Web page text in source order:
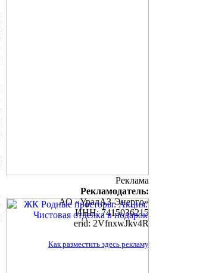
Реклама
Рекламодатель:
АО «УралАЗ-Энерго»
ИНН: 7415036215
erid: 2VfnxwJkv4R
Как разместить здесь рекламу